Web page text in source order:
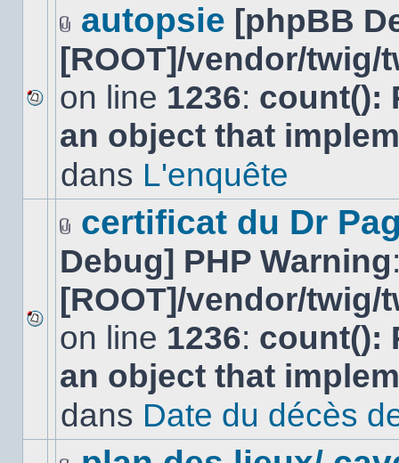
Aucun
nouveau
message
sujet.
joint(s)
autopsie [phpBB
[ROOT]/vendor/
on line 1236: count():
an object that
dans L'enquête
Aucun
nouveau
message
non-
dans
joint(s)
certificat du Dr
Debug] PHP Warning
[ROOT]/vendor/
on line 1236: count():
an object that
dans Date du décès